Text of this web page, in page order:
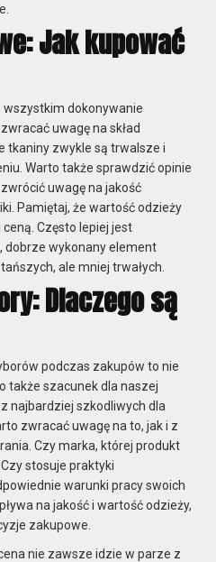
Jak kupować
dokonywanie
uwagę na skład
tkaniny zwykle są trwalsze i
Warto także sprawdzić opinie
uwagę na jakość
Pamiętaj, że wartość odzieży
Często lepiej jest
dobrze wykonany element
ale mniej trwałych.
Dlaczego są
podczas zakupów to nie
także szacunek dla naszej
najbardziej szkodliwych dla
zwracać uwagę na to, jak i z
Czy marka, której produkt
stosuje praktyki
warunki pracy swoich
na jakość i wartość odzieży,
zakupowe.
nie zawsze idzie w parze z